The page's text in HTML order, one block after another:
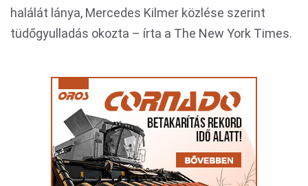
halálát lánya, Mercedes Kilmer közlése szerint
tüdőgyulladás okozta – írta a The New York Times.